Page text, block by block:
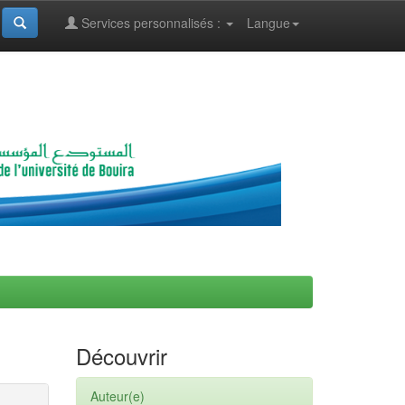
Langue
Services personnalisés :
Découvrir
Auteur(e)